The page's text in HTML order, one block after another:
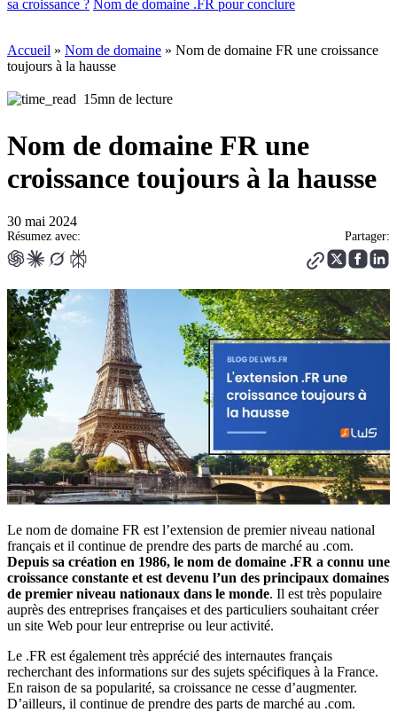
sa croissance ? Nom de domaine .FR pour conclure
Accueil » Nom de domaine » Nom de domaine FR une croissance
toujours à la hausse
15mn de lecture
Nom de domaine FR une
croissance toujours à la hausse
30 mai 2024
Résumez avec: Partager:
Le nom de domaine FR est l’extension de premier niveau national
français et il continue de prendre des parts de marché au .com.
Depuis sa création en 1986, le nom de domaine .FR a connu une
croissance constante et est devenu l’un des principaux domaines
de premier niveau nationaux dans le monde. Il est très populaire
auprès des entreprises françaises et des particuliers souhaitant créer
un site Web pour leur entreprise ou leur activité.
Le .FR est également très apprécié des internautes français
recherchant des informations sur des sujets spécifiques à la France.
En raison de sa popularité, sa croissance ne cesse d’augmenter.
D’ailleurs, il continue de prendre des parts de marché au .com.